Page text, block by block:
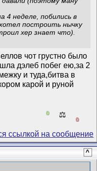
4 неделе, побились в
построить нычку
хер знает что).
чот грустно было
дэлеб побег ею,за 2
и туда,битва в
карой и руной
0 ⚖️
0
^